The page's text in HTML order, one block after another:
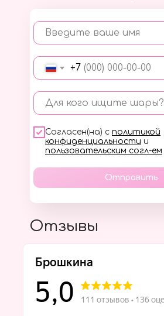
Введите ваше имя
+7
Для кого ищите шары?
Согласен(на) с политикой
конфиденциальности и
пользовательским согл-ем
Отправить
Отзывы